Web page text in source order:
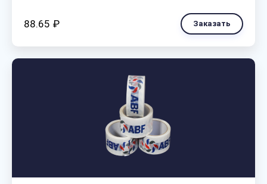
88.65 ₽ Заказать